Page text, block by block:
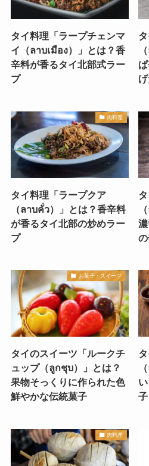
タイ料理「ラープチェンマ
イ（ลาบเมือง）」とは？香
辛料が香るタイ北部式ラー
プ
肉料理
タイ料理「ラープクア
（ลาบคั่ว）」とは？香辛料
が香るタイ北部の炒めラー
プ
お菓子・スイーツ
タイのスイーツ「ルークチ
ュップ（ลูกชุบ）」とは？
果物そっくりに作られた色
鮮やかな伝統菓子
子
肉料理